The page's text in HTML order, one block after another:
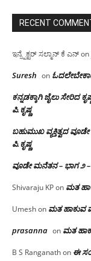
RECENT
ಇನ್ಸ್ಪೆಕ್ಟರ್ ಸಲ್ಮಾನ್ ಕೆ ಎನ್on
Suresh on
ಕನ್ನಡಕ್ಕಾಗಿ ಜೈಲು ಸೇರಿದ
ಪಿ.ಕೃಷ್ಣ
ಬಹುಮುಖ ವ್ಯಕ್ತಿತ್ವದ ವೂಡೇ
ಪಿ.ಕೃಷ್ಣ
ವೂಡೇ ಮನೆತನ – ಭಾಗ ೨ –
Shivaraju KPon ಮತ
Umeshon ಮತ ಹಾಕುವ
prasanna on ಮತ
B S Ranganathon ಈ